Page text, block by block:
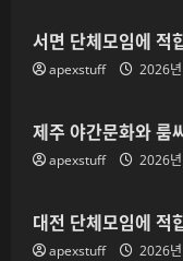
서면 단체모임에 적
apexstuff 2026
제주 야간문화와 룸
apexstuff 2026
대전 단체모임에 적
apexstuff 2026